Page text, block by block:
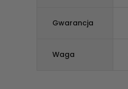
Gwarancja
Waga